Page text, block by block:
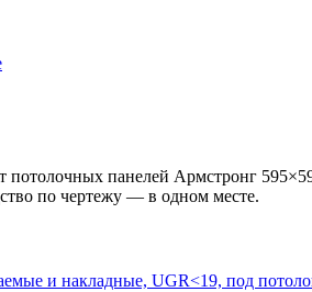
потолочных панелей Армстронг
по чертежу — в одном месте.
и накладные, UGR<19, под